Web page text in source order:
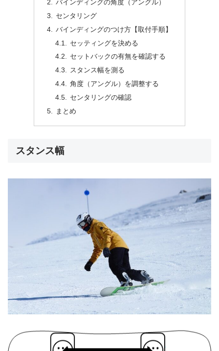
バインディングの角度（アングル）
センタリング
バインディングのつけ方【取付手順】
セッティングを決める
セットバックの有無を確認する
スタンス幅を測る
角度（アングル）を調整する
センタリングの確認
まとめ
スタンス幅